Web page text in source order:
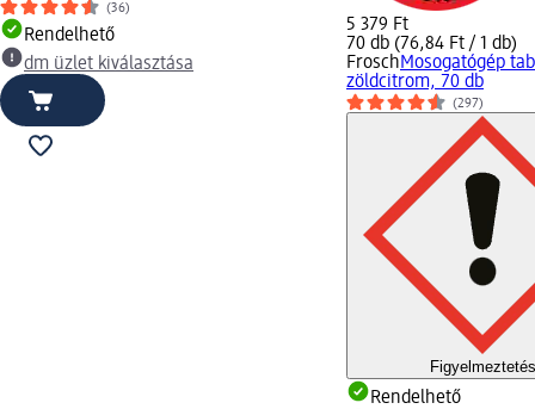
(36)
Rendelhető
dm üzlet kiválasztása
5 379 Ft
70 db (76,84 Ft / 1 db)
FroschMosogatógép
zöldcitrom, 70 db
(297)
Figyelmeztetés
Rendelhető